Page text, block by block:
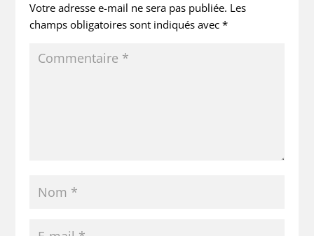
Votre adresse e-mail ne sera pas publiée. Les
champs obligatoires sont indiqués avec*